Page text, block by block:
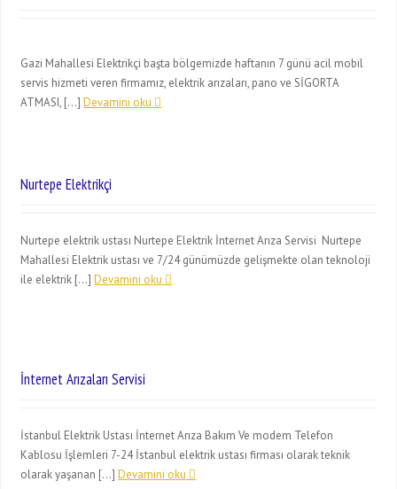
Gazi Mahallesi Elektrikçi başta bölgemizde haftanın 7 günü acil mobil
servis hizmeti veren firmamız, elektrik arızaları, pano ve SİGORTA
ATMASI, […]Devamini oku
Nurtepe Elektrikçi
Nurtepe elektrik ustası Nurtepe Elektrik İnternet Arıza Servisi Nurtepe
Mahallesi Elektrik ustası ve 7/24 günümüzde gelişmekte olan teknoloji
ile elektrik […]Devamini oku
İnternet Arızaları Servisi
İstanbul Elektrik Ustası İnternet Arıza Bakım Ve modem Telefon
Kablosu İşlemleri 7-24 İstanbul elektrik ustası firması olarak teknik
olarak yaşanan […]Devamini oku